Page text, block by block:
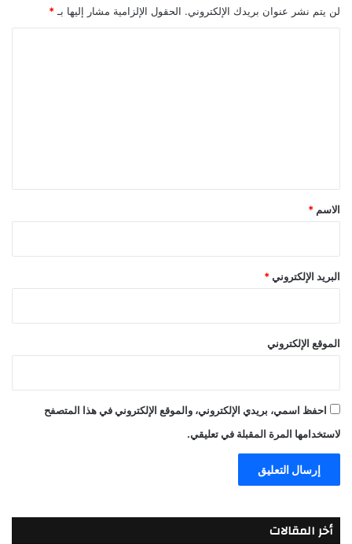
لن يتم نشر عنوان بريدك الإلكتروني. الحقول الإلزامية مشار إليها بـ *
*
الاسم *
البريد الإلكتروني *
الموقع الإلكتروني
احفظ اسمي، بريدي الإلكتروني، والموقع الإلكتروني في هذا المتصفح
لاستخدامها المرة المقبلة في تعليقي.
أخر المقالات